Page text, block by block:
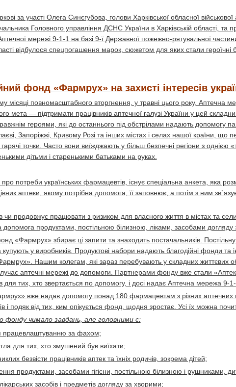
за участі Олега Синєгубова, голови Харківської обласної
Головного управління ДСНС України в Харківській області, та
мережі 9-1-1 на базі 9-ї Державної пожежно-рятувальної
відбулося спецпогашення марок, сюжетом для яких стали героїчні
фонд «Фармрух» на захисті інтересів
місяці повномасштабного вторгнення, у травні цього року, Аптечна
мета — підтримати працівників аптечної галузі України у цей
героями, які до останнього під обстрілами надають допомогу
Запоріжжі, Кривому Розі та інших містах і селах нашої країни,
точки. Часто вони виїжджають у більш безпечні регіони з
дітьми і старенькими батьками на руках.
потреби українських фармацевтів, існує спеціальна анкета, яка
аптеки, якому потрібна допомога, її заповнює, а потім з ним
чи продовжує працювати з ризиком для власного життя в містах та
допомога продуктами, постільною білизною, ліками, засобами догляду
«Фармрух» збирає ці запити та знаходить постачальників.
у виробників. Продуктові набори надають благодійні фонди та
Нашим колегам, які зараз перебувають у складних життєвих
аптечні мережі до допомоги. Партнерами фонду вже стали
для тих, хто звертається по допомогу, і досі надає Аптечна мережа 9-1-
вже надав допомогу понад 180 фармацевтам з різних
і подяк від тих, ким опікується фонд, щодня зростає. Усі їх можна
фонду чимало завдань, але головними є:
працевлаштуванню за фахом;
для тих, хто змушений був виїхати;
безвісти працівників аптек та їхніх родичів, зокрема дітей;
продуктами, засобами гігієни, постільною білизною і рушниками,
засобів і предметів догляду за хворими;